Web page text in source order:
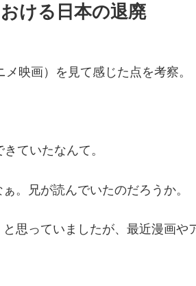
ける日本の退廃
映画）を見て感じた点を考察。
ていたなんて。
。兄が読んでいたのだろうか。
思っていましたが、最近漫画や